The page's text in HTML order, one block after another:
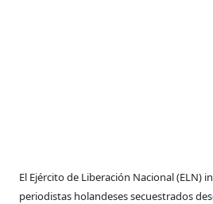
El Ejército de Liberación Nacional (ELN)
periodistas holandeses secuestrados